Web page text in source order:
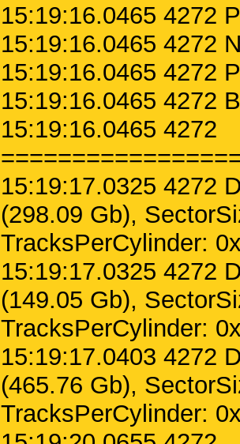
15:19:16.0465 4272
15:19:16.0465 4272
15:19:16.0465 4272
15:19:16.0465 4272
15:19:16.0465 4272
15:19:17.0325 4272
(298.09 Gb),
TracksPerCylinder:
15:19:17.0325 4272
(149.05 Gb),
TracksPerCylinder:
15:19:17.0403 4272
(465.76 Gb),
TracksPerCylinder: